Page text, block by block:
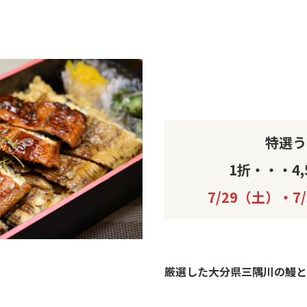
特選
1折・・・
7/29（土）・
厳選した大分県三隅川の鰻と